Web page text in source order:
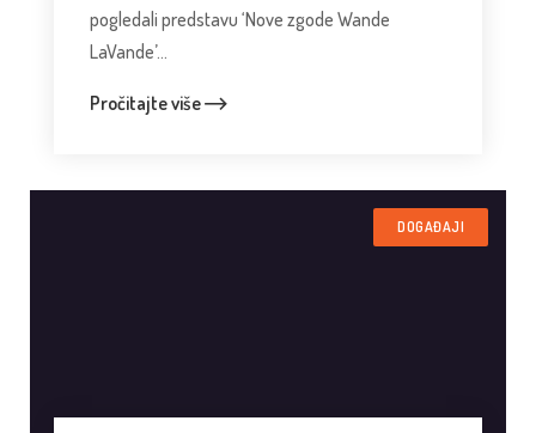
pogledali predstavu ‘Nove zgode Wande
LaVande’...
Pročitajte više
DOGAĐAJI